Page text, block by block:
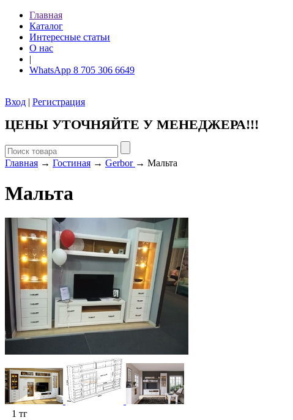
Главная
Каталог
Интересные статьи
О нас
|
WhatsApp 8 705 306 6649
Вход | Регистрация
ЦЕНЫ УТОЧНЯЙТЕ У МЕНЕДЖЕРА!!!
Главная → Гостиная → Gerbor → Мальта
Мальта
1 тг